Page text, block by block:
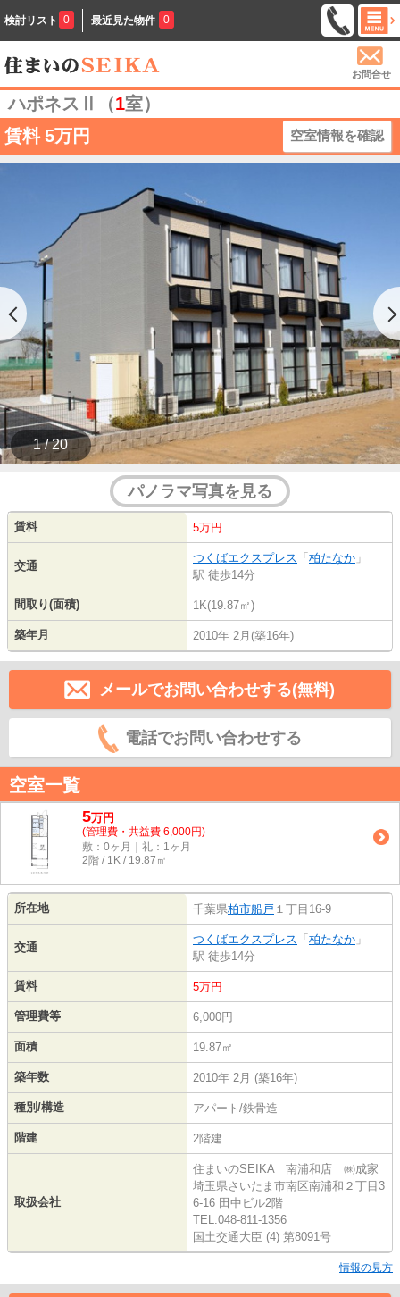
検討リスト 0 最近見た物件 0
お問合せ
ハポネスⅡ（1室）
賃料 5万円 空室情報を確認
1 / 20
パノラマ写真を見る
賃料 5万円
交通
つくばエクスプレス 「 柏たなか 」
駅 徒歩14分
間取り(面積) 1K(19.87㎡)
築年月 2010年 2月(築16年)
メールでお問い合わせする(無料)
電話でお問い合わせする
空室一覧
5万円
(管理費・共益費 6,000円)
敷：0ヶ月｜礼：1ヶ月
2階 / 1K / 19.87㎡
所在地 千葉県柏市船戸 １丁目16-9
交通
つくばエクスプレス 「 柏たなか 」
駅 徒歩14分
賃料 5万円
管理費等 6,000円
面積 19.87㎡
築年数 2010年 2月 (築16年)
種別/構造 アパート/鉄骨造
階建 2階建
取扱会社
住まいのSEIKA 南浦和店 ㈱成家
埼玉県さいたま市南区南浦和２丁目3
6-16 田中ビル2階
TEL:048-811-1356
国土交通大臣 (4) 第8091号
情報の見方